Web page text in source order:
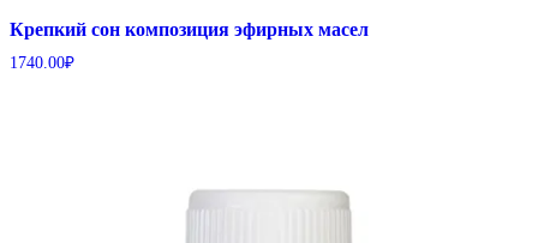
Крепкий сон композиция эфирных масел
1740.00₽